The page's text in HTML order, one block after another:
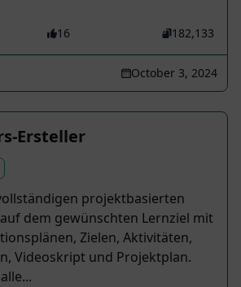
16 182,133
October 3, 2024
Ersteller
projektbasierten
dem gewünschten Lernziel mit
Zielen, Aktivitäten,
Videoskript und Projektplan.